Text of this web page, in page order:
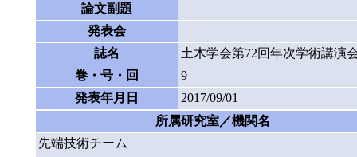
論文副題
発表会
誌名
土木学会第72回年次学術講演
巻・号・回
9
発表年月日
2017/09/01
所属研究室／機関名
先端技術チーム